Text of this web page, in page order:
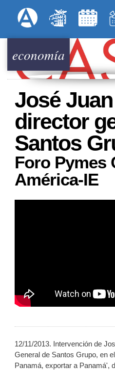
al
Menú
economía
José
director
Santos
Foro Pymes
América-IE
12/11/2013. Intervención de
General de Santos Grupo, en
Panamá, exportar a Panamá',